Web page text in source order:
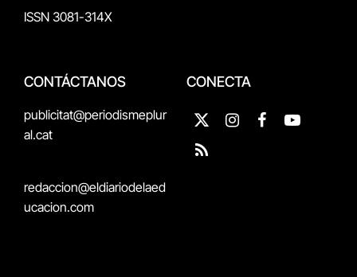
ISSN 3081-314X
CONTÁCTANOS
publicitat@periodismeplur
al.cat
redaccion@eldiariodelaed
ucacion.com
CONECTA
X
(Twitter)
InstagramFacebookYouTube
RSS